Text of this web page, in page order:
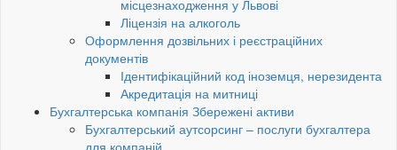
місцезнаходження у Львові
Ліцензія на алкоголь
Оформлення дозвільних і реєстраційних
документів
Ідентифікаційний код іноземця, нерезидента
Акредитація на митниці
Бухгалтерська компанія Збережені активи
Бухгалтерський аутсорсинг – послуги бухгалтера